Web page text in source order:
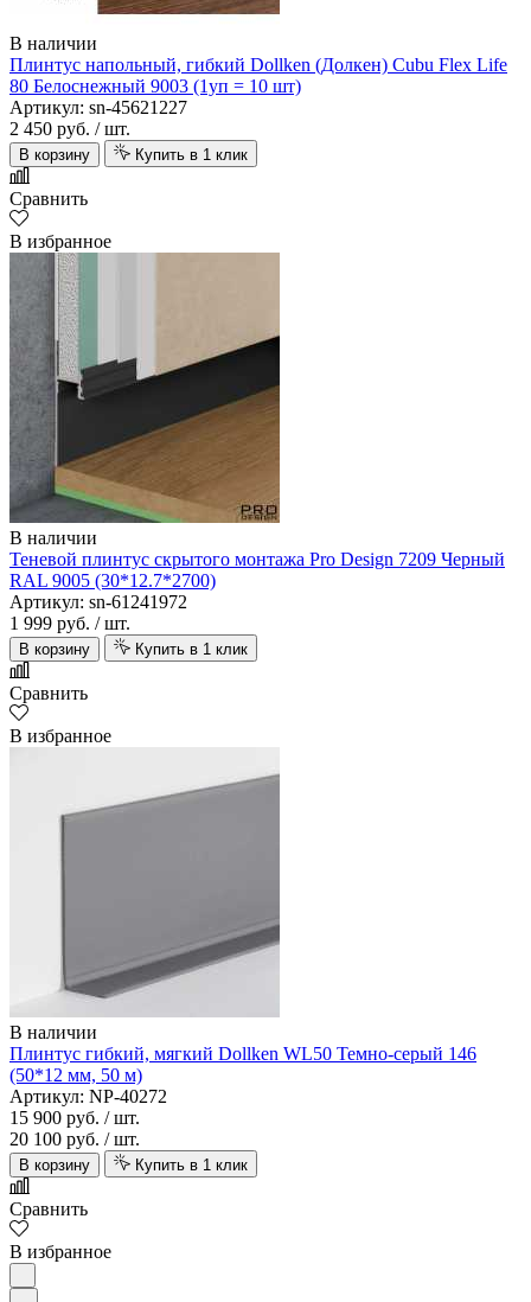
В наличии
Плинтус напольный, гибкий Dollken (Долкен) Cubu Flex Life
80 Белоснежный 9003 (1уп = 10 шт)
Артикул: sn-45621227
2 450 руб. / шт.
В корзину Купить в 1 клик
Сравнить
В избранное
В наличии
Теневой плинтус скрытого монтажа Pro Design 7209 Черный
RAL 9005 (30*12.7*2700)
Артикул: sn-61241972
1 999 руб. / шт.
В корзину Купить в 1 клик
Сравнить
В избранное
В наличии
Плинтус гибкий, мягкий Dollken WL50 Темно-серый 146
(50*12 мм, 50 м)
Артикул: NP-40272
15 900 руб. / шт.
20 100 руб. / шт.
В корзину Купить в 1 клик
Сравнить
В избранное